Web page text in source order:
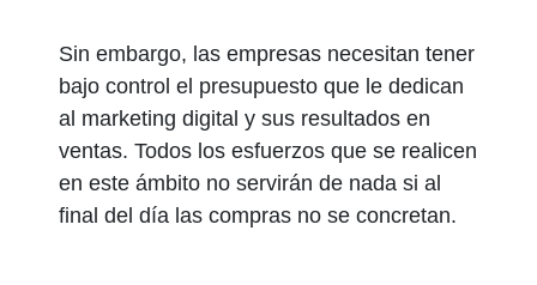
Sin embargo, las empresas necesitan tener
bajo control el presupuesto que le dedican
al marketing digital y sus resultados en
ventas. Todos los esfuerzos que se realicen
en este ámbito no servirán de nada si al
final del día las compras no se concretan.